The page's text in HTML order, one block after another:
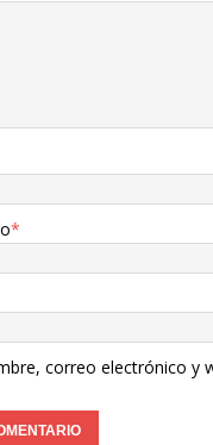
*
correo electrónico y